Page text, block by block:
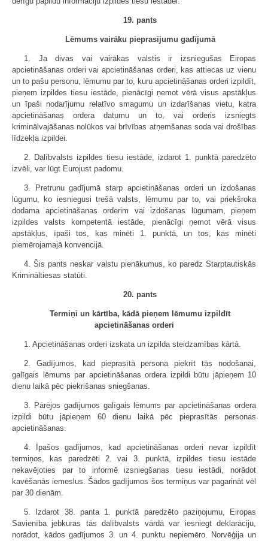
19. pants
Lēmums vairāku pieprasījumu gadījumā
1. Ja divas vai vairākas valstis ir izsniegušas Eiropas
apcietināšanas orderi vai apcietināšanas orderi, kas attiecas uz vienu
un to pašu personu, lēmumu par to, kuru apcietināšanas orderi izpildīt,
pieņem izpildes tiesu iestāde, pienācīgi ņemot vērā visus apstākļus
un īpaši nodarījumu relatīvo smagumu un izdarīšanas vietu, katra
apcietināšanas ordera datumu un to, vai orderis izsniegts
kriminālvajāšanas nolūkos vai brīvības atņemšanas soda vai drošības
līdzekļa izpildei.
2. Dalībvalsts izpildes tiesu iestāde, izdarot 1. punktā paredzēto
izvēli, var lūgt Eurojust padomu.
3. Pretrunu gadījumā starp apcietināšanas orderi un izdošanas
lūgumu, ko iesniegusi trešā valsts, lēmumu par to, vai priekšroka
dodama apcietināšanas orderim vai izdošanas lūgumam, pieņem
izpildes valsts kompetentā iestāde, pienācīgi ņemot vērā visus
apstākļus, īpaši tos, kas minēti 1. punktā, un tos, kas minēti
piemērojamajā konvencijā.
4. Šis pants neskar valstu pienākumus, ko paredz Starptautiskās
Krimināltiesas statūti.
20. pants
Termiņi un kārtība, kādā pieņem lēmumu izpildīt
apcietināšanas orderi
1. Apcietināšanas orderi izskata un izpilda steidzamības kārtā.
2. Gadījumos, kad pieprasītā persona piekrīt tās nodošanai,
galīgais lēmums par apcietināšanas ordera izpildi būtu jāpieņem 10
dienu laikā pēc piekrišanas sniegšanas.
3. Pārējos gadījumos galīgais lēmums par apcietināšanas ordera
izpildi būtu jāpieņem 60 dienu laikā pēc pieprasītās personas
apcietināšanas.
4. Īpašos gadījumos, kad apcietināšanas orderi nevar izpildīt
termiņos, kas paredzēti 2. vai 3. punktā, izpildes tiesu iestāde
nekavējoties par to informē izsniegšanas tiesu iestādi, norādot
kavēšanās iemeslus. Šādos gadījumos šos termiņus var pagarināt vēl
par 30 dienām.
5. Izdarot 38. panta 1. punktā paredzēto paziņojumu, Eiropas
Savienība jebkuras tās dalībvalsts vārdā var iesniegt deklarāciju,
norādot, kādos gadījumos 3. un 4. punktu nepiemēro. Norvēģija un